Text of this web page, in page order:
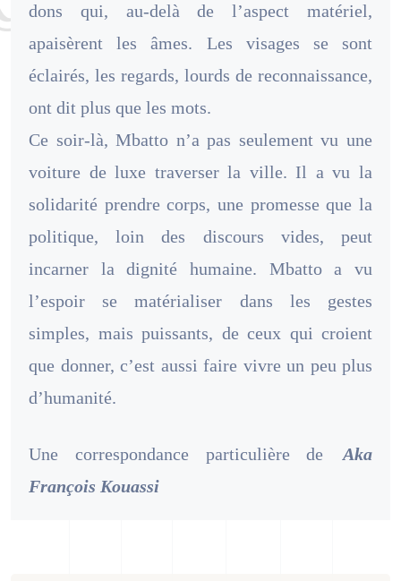
dons qui, au-delà de l’aspect matériel,
apaisèrent les âmes. Les visages se sont
éclairés, les regards, lourds de reconnaissance,
ont dit plus que les mots.
Ce soir-là, Mbatto n’a pas seulement vu une
voiture de luxe traverser la ville. Il a vu la
solidarité prendre corps, une promesse que la
politique, loin des discours vides, peut
incarner la dignité humaine. Mbatto a vu
l’espoir se matérialiser dans les gestes
simples, mais puissants, de ceux qui croient
que donner, c’est aussi faire vivre un peu plus
d’humanité.
Une correspondance particulière de
Aka
François Kouassi